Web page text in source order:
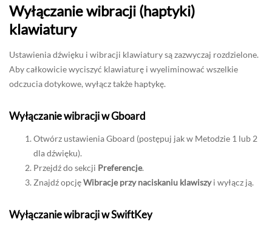
Wyłączanie wibracji (haptyki)
klawiatury
Ustawienia dźwięku i wibracji klawiatury są zazwyczaj rozdzielone.
Aby całkowicie wyciszyć klawiaturę i wyeliminować wszelkie
odczucia dotykowe, wyłącz także haptykę.
Wyłączanie wibracji w Gboard
Otwórz ustawienia Gboard (postępuj jak w Metodzie 1 lub 2
dla dźwięku).
Przejdź do sekcji Preferencje.
Znajdź opcjęWibracje przy naciskaniu klawiszyi wyłącz ją.
Wyłączanie wibracji w SwiftKey